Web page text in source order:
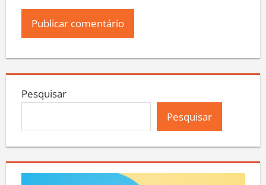
Pesquisar
Pesquisar